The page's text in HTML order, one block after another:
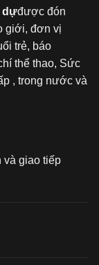
dựđược đón
giới, đơn vị
trẻ, báo
thể thao, Sức
, trong nước và
và giao tiếp
₫.